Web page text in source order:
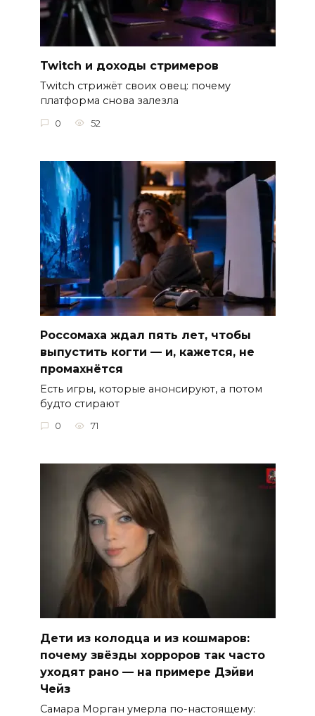
Twitch и доходы стримеров
Twitch стрижёт своих овец: почему
платформа снова залезла
0 52
Россомаха ждал пять лет, чтобы
выпустить когти — и, кажется, не
промахнётся
Есть игры, которые анонсируют, а потом
будто стирают
0 71
Дети из колодца и из кошмаров:
почему звёзды хорроров так часто
уходят рано — на примере Дэйви
Чейз
Самара Морган умерла по-настоящему: